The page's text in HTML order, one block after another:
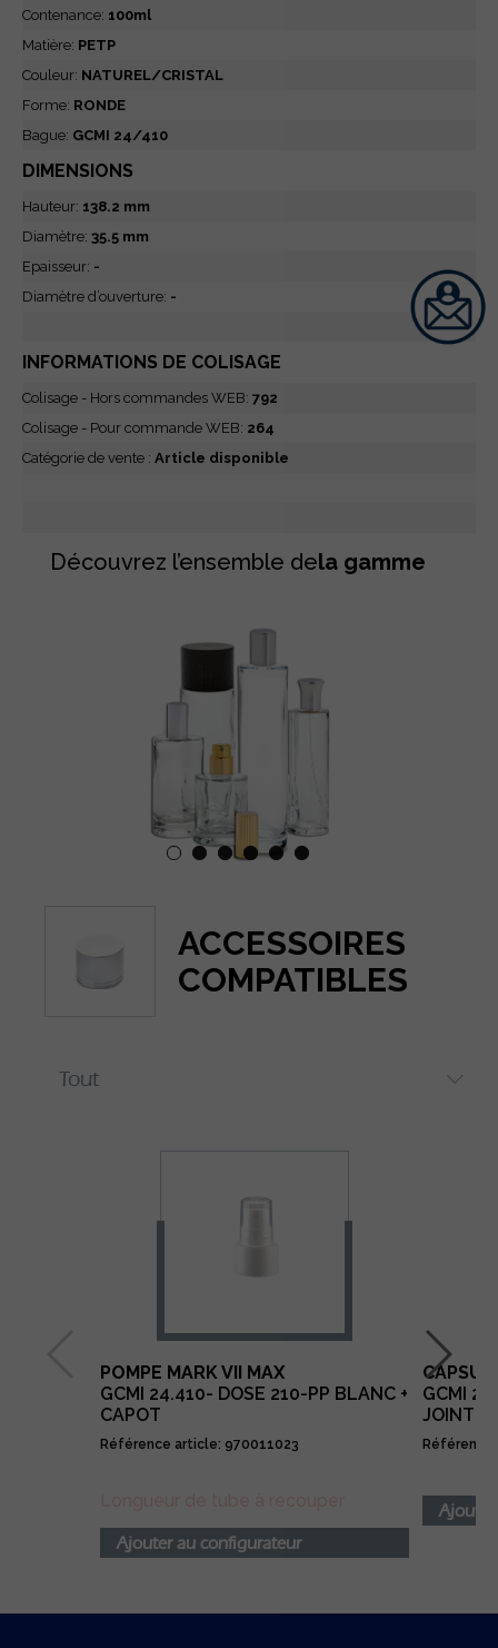
Contenance: 100ml
Matière: PETP
Couleur: NATUREL/CRISTAL
Forme: RONDE
Bague: GCMI 24/410
DIMENSIONS
Hauteur: 138.2 mm
Diamètre: 35.5 mm
Epaisseur: -
Diamètre d’ouverture: -
INFORMATIONS DE COLISAGE
Colisage - Hors commandes WEB: 792
Colisage - Pour commande WEB: 264
Catégorie de vente : Article disponible
Découvrez l’ensemble dela gamme
ACCESSOIRES
COMPATIBLES
POMPE MARK VII MAX
GCMI 24.410- DOSE 210-PP BLANC +
CAPOT
Référence article: 970011023
Ajouter au configurateur
GCMI
JOINT
Référence